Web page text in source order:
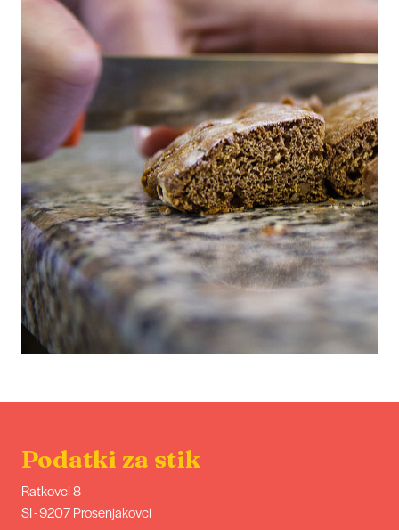
Podatki za stik
Ratkovci 8
SI - 9207 Prosenjakovci